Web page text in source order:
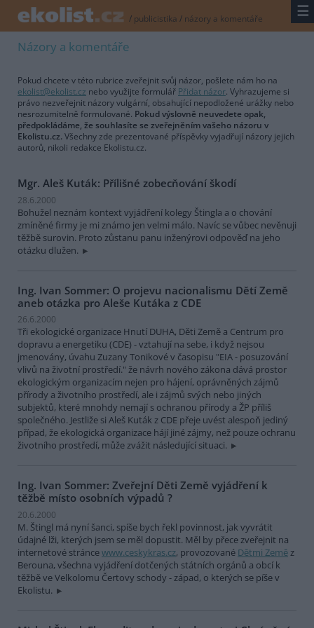
/ publicistika / názory a komentáře ☰
Názory a komentáře
Pokud chcete v této rubrice zveřejnit svůj názor, pošlete nám ho na
ekolist@ekolist.cz nebo využijte formulář Přidat názor. Vyhrazujeme si
právo nezveřejnit názory vulgární, obsahující nepodložené urážky nebo
nesrozumitelně formulované. Pokud výslovně neuvedete opak,
předpokládáme, že souhlasíte se zveřejněním vašeho názoru v
Ekolistu.cz. Všechny zde prezentované příspěvky vyjadřují názory jejich
autorů, nikoli redakce Ekolistu.cz.
Mgr. Aleš Kuták: Přílišné zobecňování škodí
28.6.2000
Bohužel neznám kontext vyjádření kolegy Štingla a o chování
zmíněné firmy je mi známo jen velmi málo. Navíc se vůbec nevěnuji
těžbě surovin. Proto zůstanu panu inženýrovi odpověď na jeho
otázku dlužen.
Ing. Ivan Sommer: O projevu nacionalismu Dětí Země
aneb otázka pro Aleše Kutáka z CDE
26.6.2000
Tři ekologické organizace Hnutí DUHA, Děti Země a Centrum pro
dopravu a energetiku (CDE) - vztahují na sebe, i když nejsou
jmenovány, úvahu Zuzany Tonikové v časopisu "EIA - posuzování
vlivů na životní prostředí." že návrh nového zákona dává prostor
ekologickým organizacím nejen pro hájení, oprávněných zájmů
přírody a životního prostředí, ale i zájmů svých nebo jiných
subjektů, které mnohdy nemají s ochranou přírody a ŽP příliš
společného. Jestliže si Aleš Kuták z CDE přeje uvést alespoň jediný
případ, že ekologická organizace hájí jiné zájmy, než pouze ochranu
životního prostředí, může zvážit následující situaci.
Ing. Ivan Sommer: Zveřejní Děti Země vyjádření k
těžbě místo osobních výpadů ?
20.6.2000
M. Štingl má nyní šanci, spíše bych řekl povinnost, jak vyvrátit
údajné lži, kterých jsem se měl dopustit. Měl by přece zveřejnit na
internetové stráncewww.ceskykras.cz, provozované Dětmi Zeměz
Berouna, všechna vyjádření dotčených státních orgánů a obcí k
těžbě ve Velkolomu Čertovy schody - západ, o kterých se píše v
Ekolistu.